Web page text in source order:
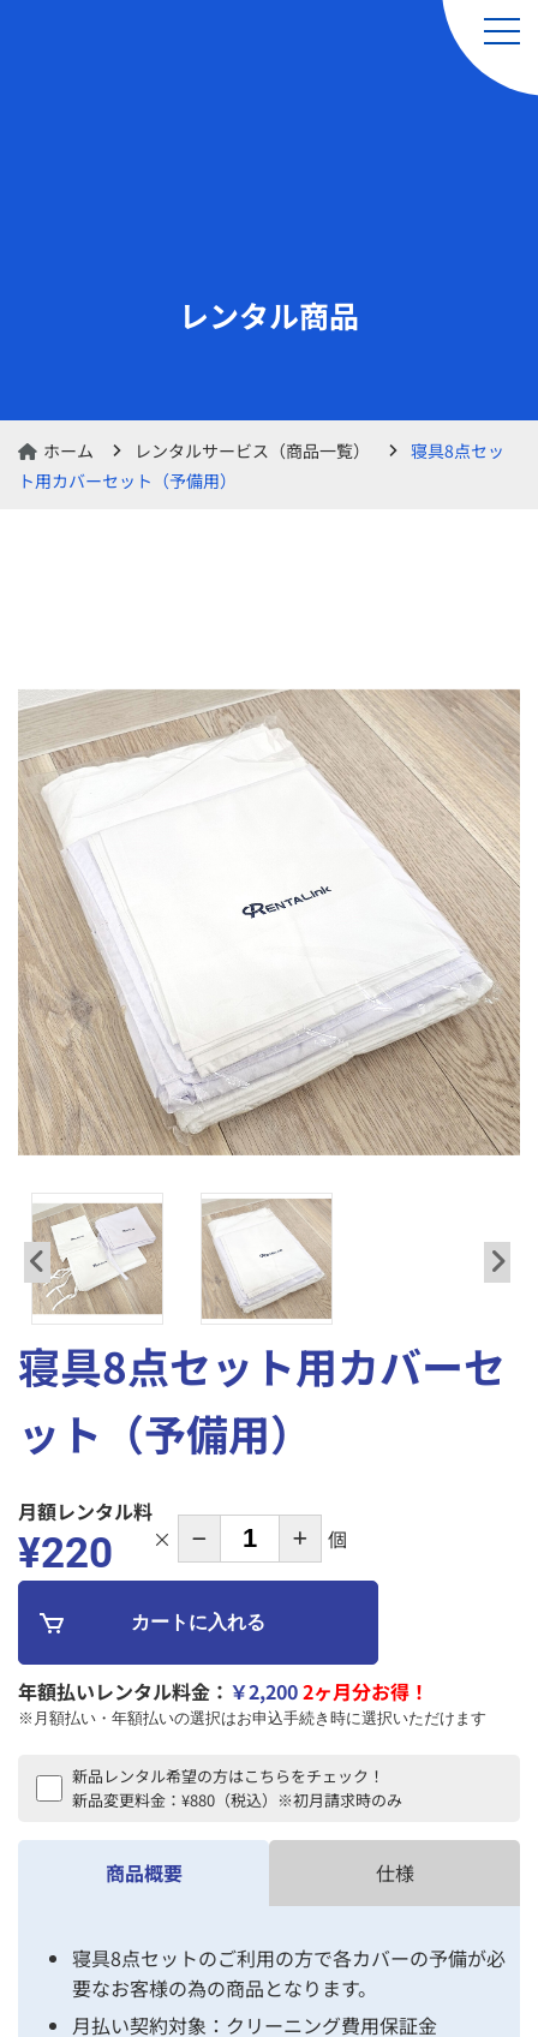
レンタル商品
ホーム レンタルサービス（商品一覧）
寝具8点セッ
ト用カバーセット（予備用）
寝具8点セット用カバーセ
ット（予備用）
月額レンタル料
¥220 × 個
年額払いレンタル料金： ￥2,2002ヶ月分お得！
※月額払い・年額払いの選択はお申込手続き時に選択いただけます
新品レンタル希望の方はこちらをチェック！
新品変更料金：¥880（税込）※初月請求時のみ
商品概要 仕様
寝具8点セットのご利用の方で各カバーの予備が必
要なお客様の為の商品となります。
月払い契約対象：クリーニング費用保証金
お申し込みの流れ
選ばれる理由
よくあるご質問
会社概要
法人様へ お知らせ一覧
各種規約・規定について
プライバシーポリシー 解約規定
関する表記